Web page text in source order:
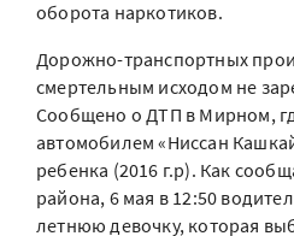
оборота наркотиков.
Дорожно-транспортных
смертельным исходом не
Сообщено о ДТП в Мирном,
автомобилем «Ниссан
ребенка (2016 г.р). Как
района, 6 мая в 12:50
летнюю девочку, которая